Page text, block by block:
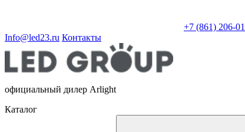
+7 (861) 206-
Info@led23.ru Контакты
официальный дилер Arlight
Каталог